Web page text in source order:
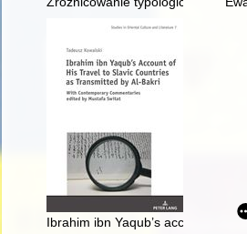
Ibrahim ibn Yaqub’s account of